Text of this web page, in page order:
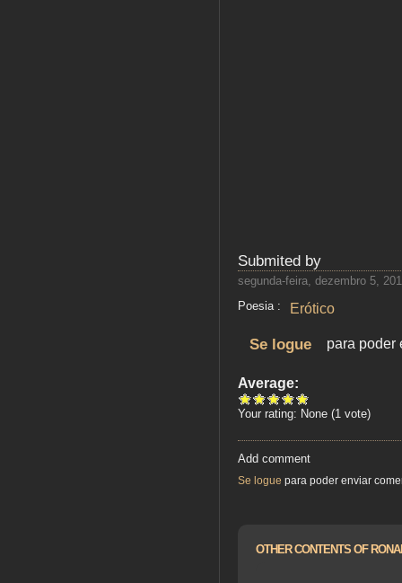
Submited by
segunda-feira, dezembro 5,
Poesia :
Erótico
Se logue para poder
Average:
Your rating: None (1 vote)
Add comment
Se logue para poder enviar
OTHER CONTENTS OF